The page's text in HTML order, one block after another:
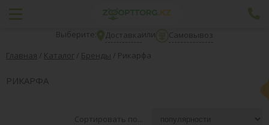
Выберите: Доставкаили
Самовывоз
Главная / Каталог / Бренды / Рикарфа
РИКАРФА
Сортировать по...